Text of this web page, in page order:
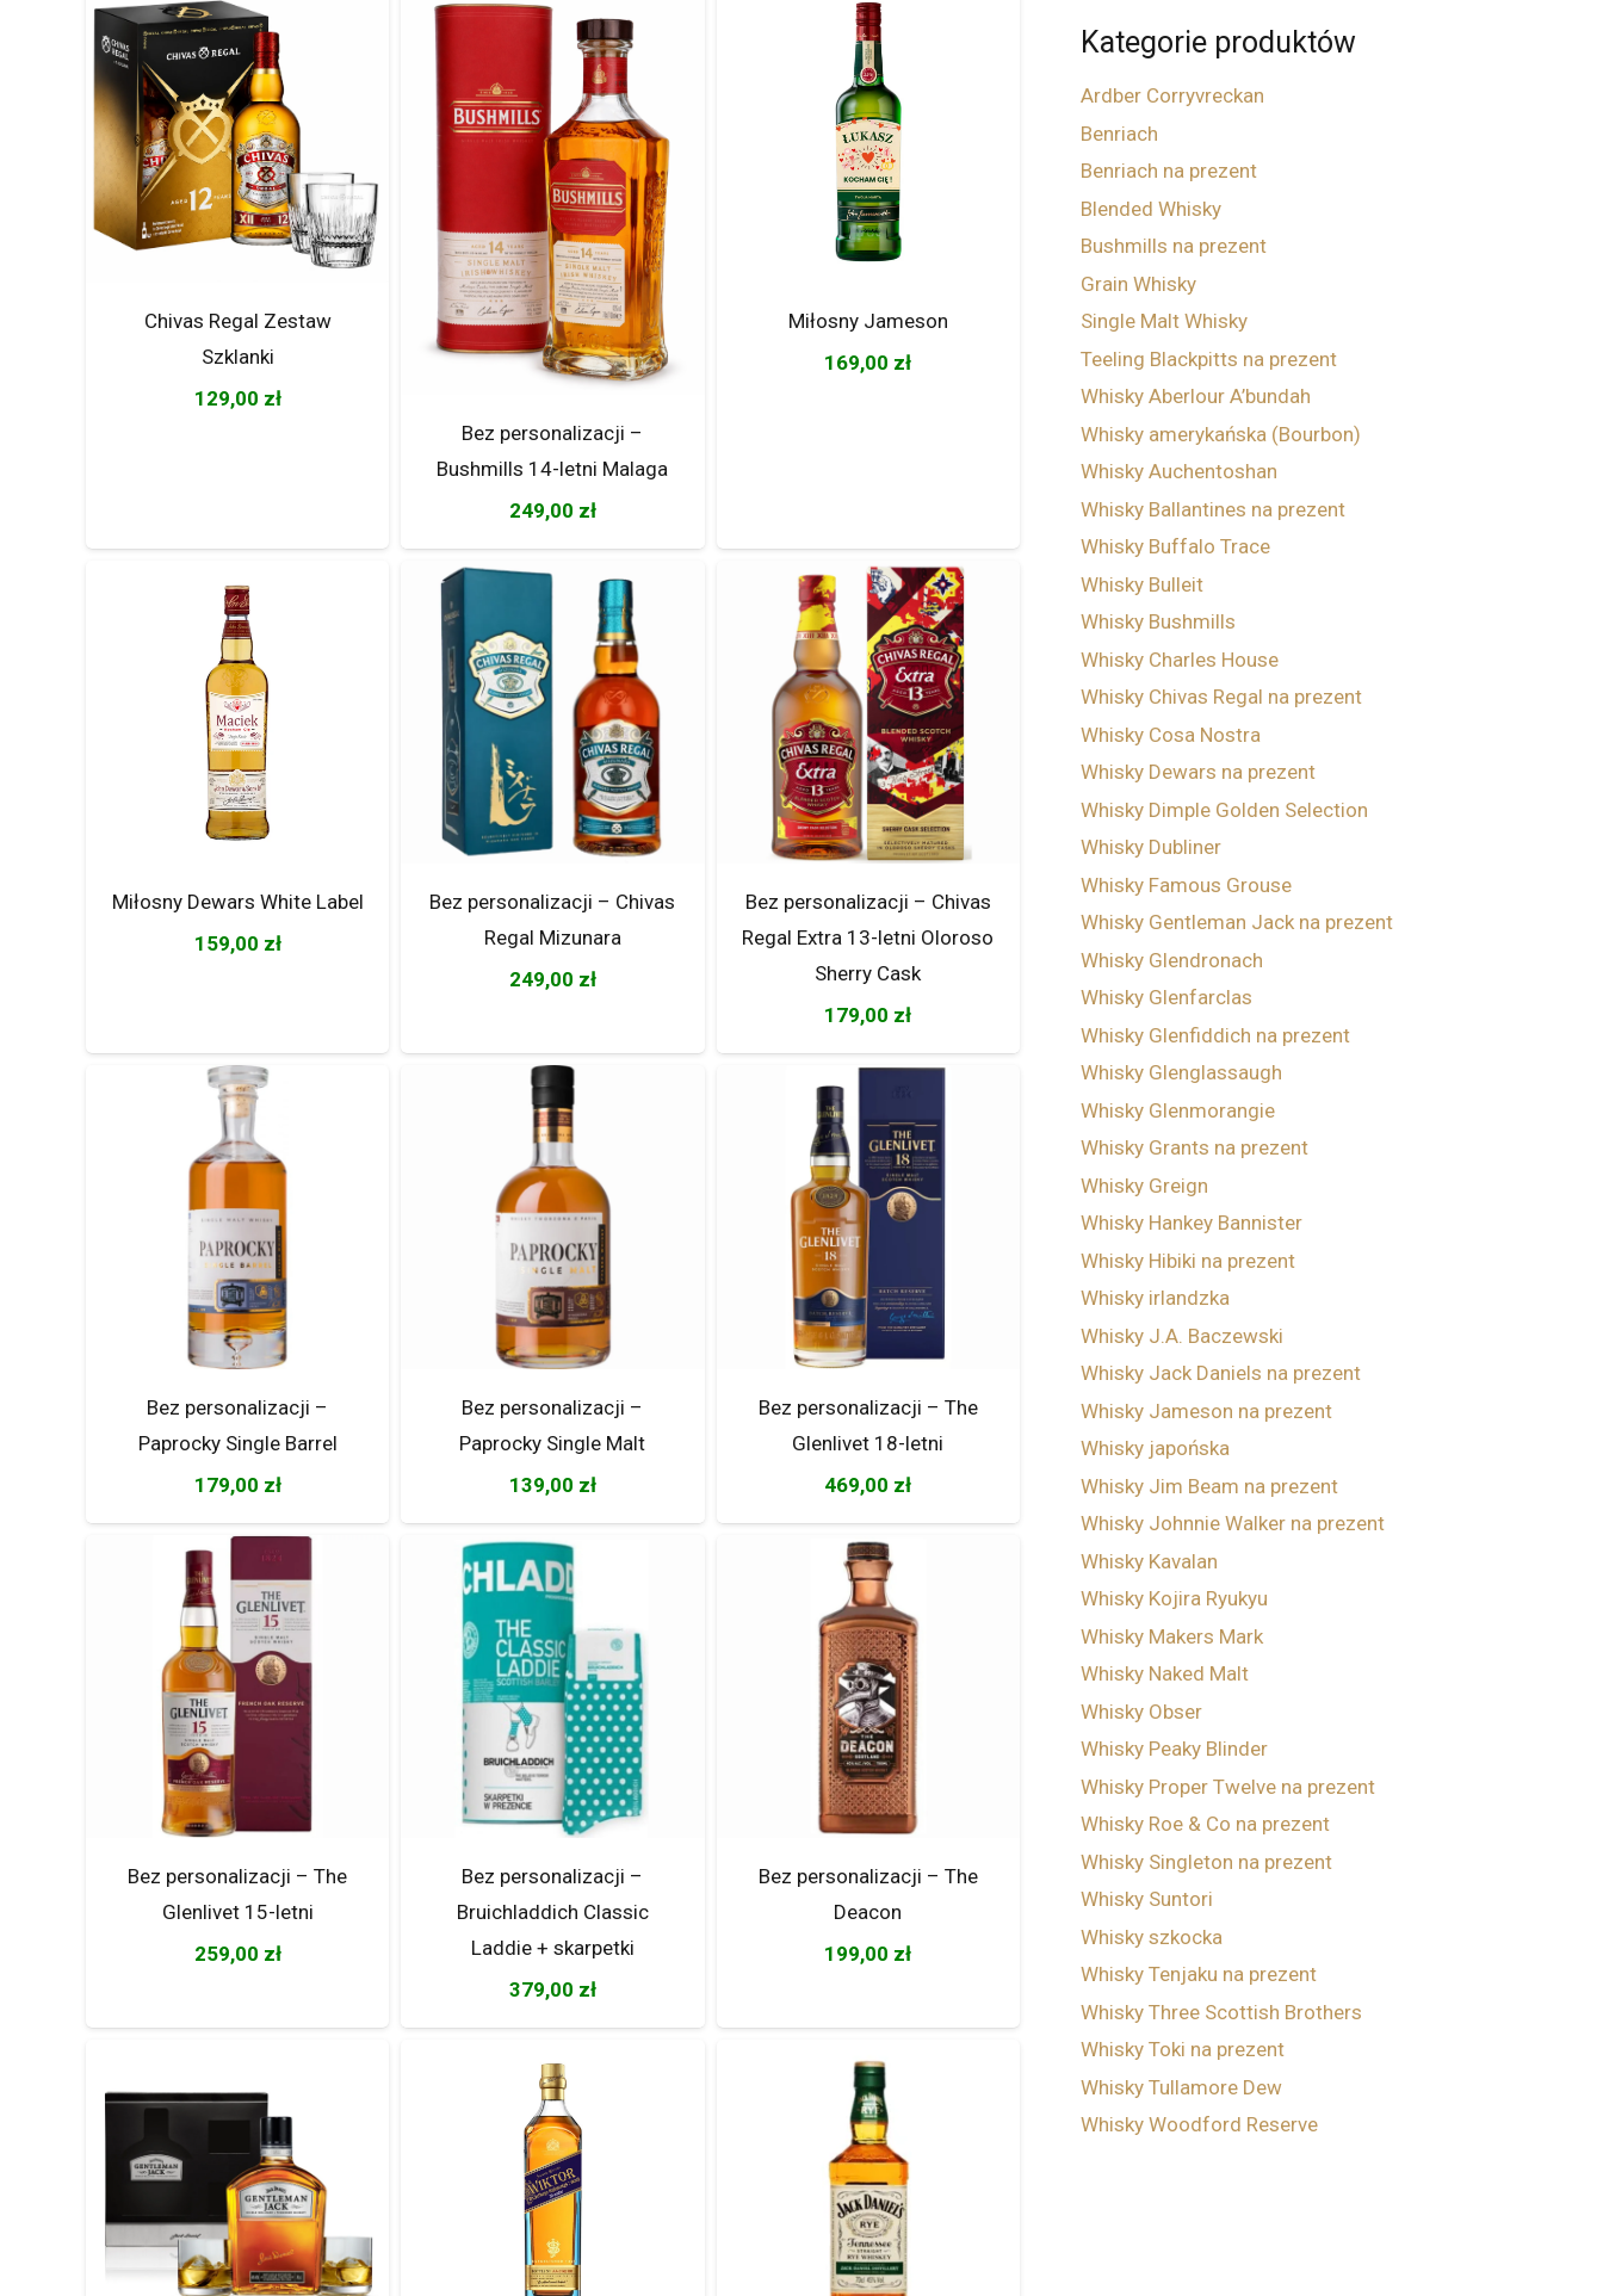
Chivas Regal Zestaw
Szklanki
129,00 zł
Bez personalizacji –
Bushmills 14-letni Malaga
249,00 zł
Miłosny Jameson
169,00 zł
Miłosny Dewars White Label
159,00 zł
Bez personalizacji – Chivas
Regal Mizunara
249,00 zł
Bez personalizacji – Chivas
Regal Extra 13-letni Oloroso
Sherry Cask
179,00 zł
Bez personalizacji –
Paprocky Single Barrel
179,00 zł
Bez personalizacji –
Paprocky Single Malt
139,00 zł
Bez personalizacji – The
Glenlivet 18-letni
469,00 zł
Bez personalizacji – The
Glenlivet 15-letni
259,00 zł
Bez personalizacji –
Bruichladdich Classic
Laddie + skarpetki
379,00 zł
Bez personalizacji – The
Deacon
199,00 zł
Kategorie produktów
Ardber Corryvreckan
Benriach
Benriach na prezent
Blended Whisky
Bushmills na prezent
Grain Whisky
Single Malt Whisky
Teeling Blackpitts na prezent
Whisky Aberlour A’bundah
Whisky amerykańska (Bourbon)
Whisky Auchentoshan
Whisky Ballantines na prezent
Whisky Buffalo Trace
Whisky Bulleit
Whisky Bushmills
Whisky Charles House
Whisky Chivas Regal na prezent
Whisky Cosa Nostra
Whisky Dewars na prezent
Whisky Dimple Golden Selection
Whisky Dubliner
Whisky Famous Grouse
Whisky Gentleman Jack na prezent
Whisky Glendronach
Whisky Glenfarclas
Whisky Glenfiddich na prezent
Whisky Glenglassaugh
Whisky Glenmorangie
Whisky Grants na prezent
Whisky Greign
Whisky Hankey Bannister
Whisky Hibiki na prezent
Whisky irlandzka
Whisky J.A. Baczewski
Whisky Jack Daniels na prezent
Whisky Jameson na prezent
Whisky japońska
Whisky Jim Beam na prezent
Whisky Johnnie Walker na prezent
Whisky Kavalan
Whisky Kojira Ryukyu
Whisky Makers Mark
Whisky Naked Malt
Whisky Obser
Whisky Peaky Blinder
Whisky Proper Twelve na prezent
Whisky Roe & Co na prezent
Whisky Singleton na prezent
Whisky Suntori
Whisky szkocka
Whisky Tenjaku na prezent
Whisky Three Scottish Brothers
Whisky Toki na prezent
Whisky Tullamore Dew
Whisky Woodford Reserve